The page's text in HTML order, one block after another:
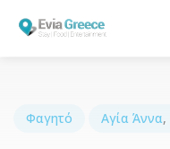
Φαγητό Αγία Άννα,